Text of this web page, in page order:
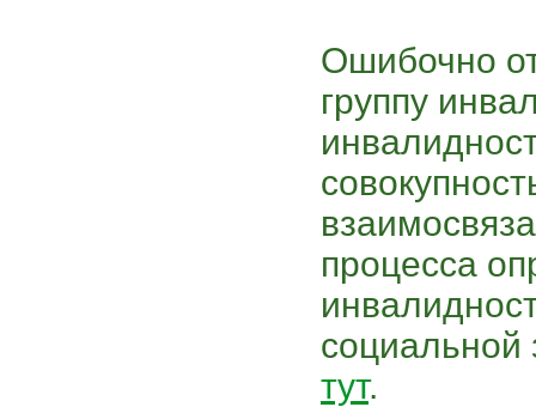
Ошибочно
группу
процесса
социальной
тут.